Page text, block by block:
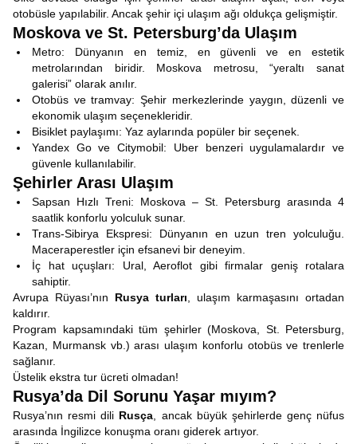
otobüsle yapılabilir. Ancak şehir içi ulaşım ağı oldukça gelişmiştir.
Moskova ve St. Petersburg’da Ulaşım
Metro: Dünyanın en temiz, en güvenli ve en estetik
metrolarından biridir. Moskova metrosu, “yeraltı sanat
galerisi” olarak anılır.
Otobüs ve tramvay: Şehir merkezlerinde yaygın, düzenli ve
ekonomik ulaşım seçenekleridir.
Bisiklet paylaşımı: Yaz aylarında popüler bir seçenek.
Yandex Go ve Citymobil: Uber benzeri uygulamalardır ve
güvenle kullanılabilir.
Şehirler Arası Ulaşım
Sapsan Hızlı Treni: Moskova – St. Petersburg arasında 4
saatlik konforlu yolculuk sunar.
Trans-Sibirya Ekspresi: Dünyanın en uzun tren yolculuğu.
Maceraperestler için efsanevi bir deneyim.
İç hat uçuşları: Ural, Aeroflot gibi firmalar geniş rotalara
sahiptir.
Avrupa Rüyası’nın Rusya turları , ulaşım karmaşasını ortadan
kaldırır.
Program kapsamındaki tüm şehirler (Moskova, St. Petersburg,
Kazan, Murmansk vb.) arası ulaşım konforlu otobüs ve trenlerle
sağlanır.
Üstelik ekstra tur ücreti olmadan!
Rusya’da Dil Sorunu Yaşar mıyım?
Rusya’nın resmi dili Rusça , ancak büyük şehirlerde genç nüfus
arasında İngilizce konuşma oranı giderek artıyor.